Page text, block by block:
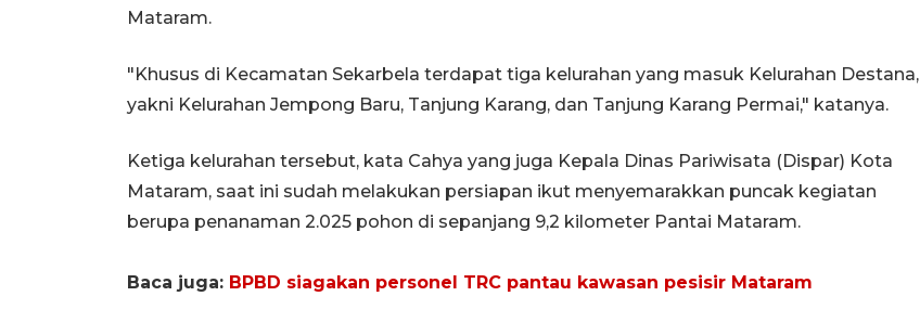
Mataram.
"Khusus di Kecamatan Sekarbela terdapat tiga kelurahan yang masuk Kelurahan Destana,
yakni Kelurahan Jempong Baru, Tanjung Karang, dan Tanjung Karang Permai," katanya.
Ketiga kelurahan tersebut, kata Cahya yang juga Kepala Dinas Pariwisata (Dispar) Kota
Mataram, saat ini sudah melakukan persiapan ikut menyemarakkan puncak kegiatan
berupa penanaman 2.025 pohon di sepanjang 9,2 kilometer Pantai Mataram.
Baca juga: BPBD siagakan personel TRC pantau kawasan pesisir Mataram